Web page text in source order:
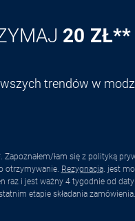
20 ZŁ**
trendów w
łam się z polityką
otrzymywanie. Rezygnacja. jest
raz i jest ważny 4 tygodnie od daty
etapie składania zamówienia.